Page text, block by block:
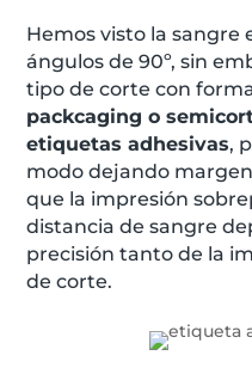
Hemos visto la sangre
ángulos de 90º, sin
tipo de corte con
packcaging o
etiquetas adhesivas,
modo dejando
que la impresión
distancia de sangre
precisión tanto de la
de corte.